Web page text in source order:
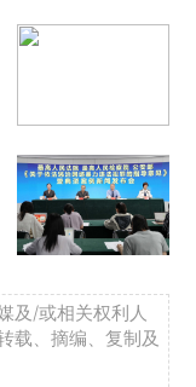
及/或相关权利人
载、摘编、复制及